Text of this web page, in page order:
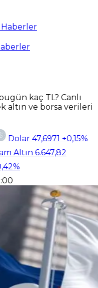
Haberler
kaç TL? Canlı
altın ve borsa verileri
Dolar 47,6971 +0,15%
Altın 6.647,82